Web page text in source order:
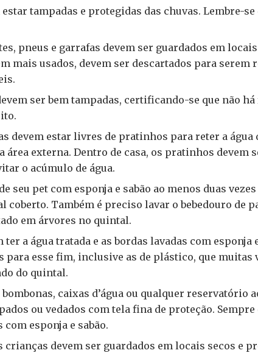
tampadas e protegidas das chuvas. Lembre-se
pneus e garrafas devem ser guardados em
mais usados, devem ser descartados para serem
ser bem tampadas, certificando-se que não
devem estar livres de pratinhos para reter a água
externa. Dentro de casa, os pratinhos devem
o acúmulo de água.
seu pet com esponja e sabão ao menos duas
coberto. Também é preciso lavar o bebedouro de
em árvores no quintal.
a água tratada e as bordas lavadas com esponja
esse fim, inclusive as de plástico, que muitas
do quintal.
caixas d’água ou qualquer reservatório
ou vedados com tela fina de proteção.
com esponja e sabão.
crianças devem ser guardados em locais secos e